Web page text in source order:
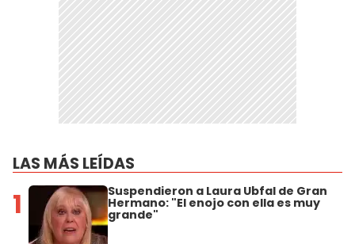
LAS MÁS LEÍDAS
1 Suspendieron a Laura Ubfal de Gran
Hermano: "El enojo con ella es muy
grande"